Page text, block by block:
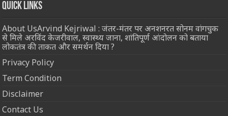
Quick Links
About UsArvind Kejriwal : जंतर-मंतर पर अनशनरत सोनम वांगचुक
से मिले अरविंद केजरीवाल, स्वास्थ्य जाना, शांतिपूर्ण आंदोलन को बताया
लोकतंत्र की ताकत और समर्थन दिया ?
Privacy Policy
Term Condition
Disclaimer
Contact Us